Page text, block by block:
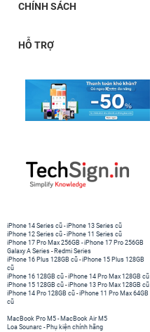
CHÍNH SÁCH
HỖ TRỢ
iPhone 14 Series cũ -iPhone 13 Series cũ
iPhone 12 Series cũ -iPhone 11 Series cũ
iPhone 17 Pro Max 256GB -iPhone 17 Pro 256GB
Galaxy A Series - Redmi Series
iPhone 16 Plus 128GB cũ -iPhone 15 Plus 128GB
cũ
iPhone 16 128GB cũ -iPhone 14 Pro Max 128GB cũ
iPhone 15 128GB cũ -iPhone 13 Pro Max 128GB cũ
iPhone 14 Pro 128GB cũ -iPhone 11 Pro Max 64GB
cũ
MacBook Pro M5 - MacBook Air M5
Loa Sounarc - Phụ kiện chính hãng